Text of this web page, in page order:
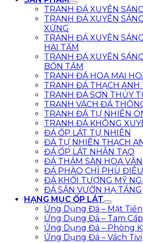
TRANH ĐÁ XUYÊN
TRANH ĐÁ XUYÊN
XỨNG
TRANH ĐÁ XUYÊN
HAI TẤM
TRANH ĐÁ XUYÊN
BỐN TẤM
TRANH ĐÁ HOA MAI
TRANH ĐÁ THẠCH ANH
TRANH ĐÁ SƠN THỦY
TRANH VÁCH ĐÁ
TRANH ĐÁ TỰ NHIÊN
TRANH ĐÁ KHÔNG
ĐÁ ỐP LÁT TỰ NHIÊN
ĐÁ TỰ NHIÊN THẠCH
ĐÁ ỐP LÁT NHÂN TẠO
ĐÁ THẢM SÀN HOA VĂN
ĐÁ PHÀO CHỈ PHÙ ĐIÊU
ĐÁ KHỐI TƯỢNG MỸ
ĐÁ SÂN VƯỜN HẠ TẦNG
HẠNG MỤC ỐP LÁT
Ứng Dụng Đá – Mặt Tiền
Ứng Dụng Đá – Tam Cấp
Ứng Dụng Đá – Phòng
Ứng Dụng Đá – Vách Tivi